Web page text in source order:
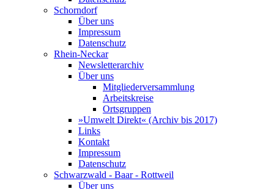
Schorndorf
Über uns
Impressum
Datenschutz
Rhein-Neckar
Newsletterarchiv
Über uns
Mitgliederversammlung
Arbeitskreise
Ortsgruppen
»Umwelt Direkt« (Archiv bis 2017)
Links
Kontakt
Impressum
Datenschutz
Schwarzwald - Baar - Rottweil
Über uns